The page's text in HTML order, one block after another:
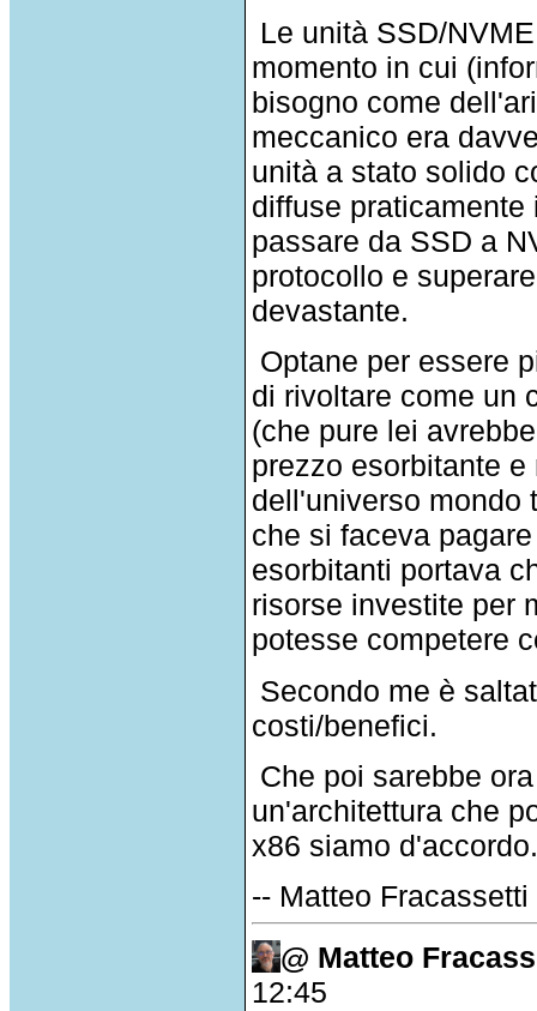
Le unità SSD/
momento in cui
bisogno come
meccanico era
unità a stato solido
diffuse
passare da SSD a
protocollo e
devastante.
Optane per essere
di rivoltare come un
(che pure lei
prezzo esorbitante
dell'universo mondo
che si faceva
esorbitanti portava
risorse investite per
potesse competere
Secondo me è
costi/benefici.
Che poi sarebbe
un'architettura che
x86 siamo
-- Matteo Fracassetti
@ Matteo
12:45